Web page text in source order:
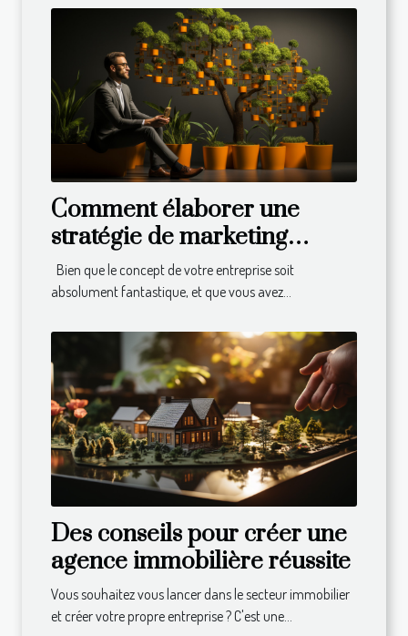
Comment élaborer une
stratégie de marketing
efficace pour développer
son business ?
Bien que le concept de votre entreprise soit
absolument fantastique, et que vous avez...
Des conseils pour créer une
agence immobilière réussite
Vous souhaitez vous lancer dans le secteur immobilier
et créer votre propre entreprise ? C'est une...